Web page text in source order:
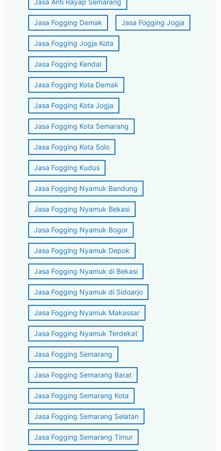
Jasa Fogging Demak Jasa Fogging Jogja
Jasa Fogging Jogja Kota
Jasa Fogging Kendal
Jasa Fogging Kota Demak
Jasa Fogging Kota Jogja
Jasa Fogging Kota Semarang
Jasa Fogging Kota Solo
Jasa Fogging Kudus
Jasa Fogging Nyamuk Bandung
Jasa Fogging Nyamuk Bekasi
Jasa Fogging Nyamuk Bogor
Jasa Fogging Nyamuk Depok
Jasa Fogging Nyamuk di Bekasi
Jasa Fogging Nyamuk di Sidoarjo
Jasa Fogging Nyamuk Makassar
Jasa Fogging Nyamuk Terdekat
Jasa Fogging Semarang
Jasa Fogging Semarang Barat
Jasa Fogging Semarang Kota
Jasa Fogging Semarang Selatan
Jasa Fogging Semarang Timur